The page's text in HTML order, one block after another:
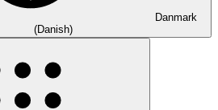
Danmark
(Danish)